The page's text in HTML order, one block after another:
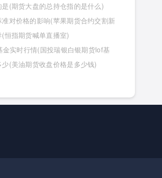
(期货大盘的总持仓指的是什么)
对价格的影响(苹果期货合约交割新
恒指期货喊单直播室)
实时行情(国投瑞银白银期货lof基
(美油期货收盘价格是多少钱)